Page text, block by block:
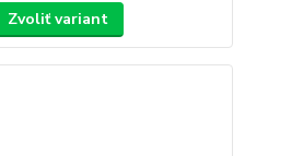
Zvoliť variant